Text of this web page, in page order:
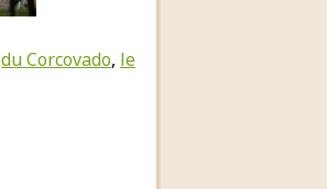
du Corcovado, le